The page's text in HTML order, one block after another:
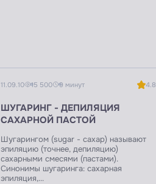
11.09.10 15 500 9 минут 4.8
ШУГАРИНГ - ДЕПИЛЯЦИЯ
САХАРНОЙ ПАСТОЙ
Шугарингом (sugar - сахар) называют
эпиляцию (точнее, депиляцию)
сахарными смесями (пастами).
Синонимы шугаринга: сахарная
эпиляция,...